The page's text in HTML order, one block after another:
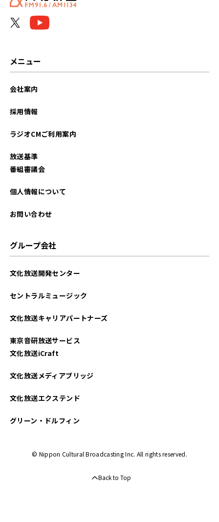
2025年09月
2025年06月
2025年01月
2024年12月
2024年11月
メニュー
会社案内
採用情報
ラジオCMご利用案内
放送基準
番組審議会
個人情報について
お問い合わせ
グループ会社
文化放送開発センター
セントラルミュージック
文化放送キャリアパートナーズ
東京音研放送サービス
文化放送iCraft
文化放送メディアブリッジ
文化放送エクステンド
グリーン・ドルフィン
© Nippon Cultural Broadcasting Inc. All rights reserved.
Back to Top